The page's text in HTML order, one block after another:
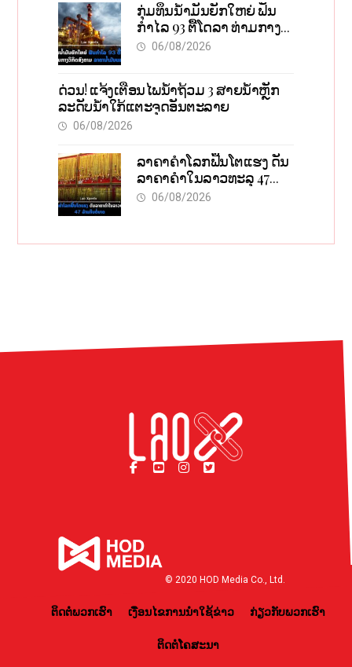
ກຸ່ມທຶນນ້ຳມັນຍັກໃຫຍ່ ຟັນ
ກຳໄລ 93 ຕື້ໂດລາ ທ່າມກາງ
ວິກິດສົງຄາມ ລາຄານໍ້າມັນ
06/08/2026
ດ່ວນ! ແຈ້ງເຕືອນໄພນໍ້າຖ້ວມ 3 ສາຍນໍ້າຫຼັກ
ລະດັບນໍ້າໃກ້ແຕະຈຸດອັນຕະລາຍ
06/08/2026
ລາຄາຄຳໂລກຟື້ນໂຕແຮງ ດັນ
ລາຄາຄຳໃນລາວທະລຸ 47
ລ້ານກີບຕໍ່ບາດ
06/08/2026
© 2020 HOD Media Co., Ltd.
ຕິດຕໍ່ພວກເຮົາ ເງື່ອນໄຂການນຳໃຊ້ຂ່າວ ກ່ຽວກັບພວກເຮົາ
ຕິດຕໍ່ໂຄສະນາ